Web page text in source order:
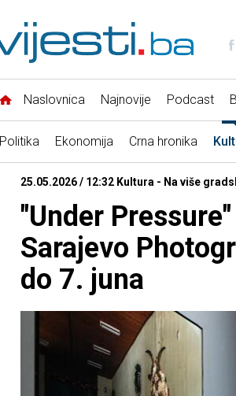
Naslovnica Najnovije Podcast
Politika Ekonomija Crna hronika
25.05.2026 / 12:32 Kultura - Na više
"Under
Sarajevo
do 7. juna